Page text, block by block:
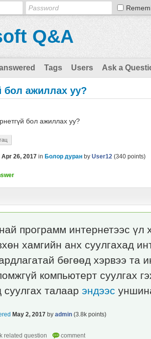
Tags Users Ask a
бол ажиллах уу?
бол ажиллах уу?
Apr 26, 2017 in Болор дуран by User12 (340 points)
программ интернетээс үл
хамгийн анх суулгахад
бөгөөд хэрвээ та
компьютерт суулгах
суулгах талаар эндээс
May 2, 2017 by admin (3.8k points)